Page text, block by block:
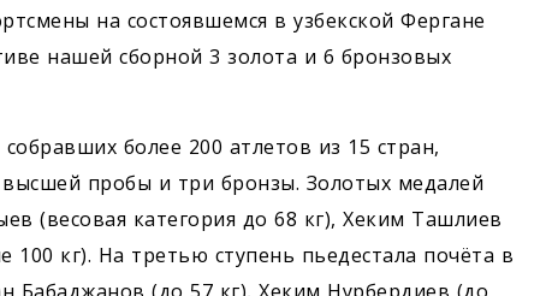
на состоявшемся в узбекской Фергане
нашей сборной 3 золота и 6 бронзовых
более 200 атлетов из 15 стран,
пробы и три бронзы. Золотых медалей
(весовая категория до 68 кг), Хеким Ташлиев
кг). На третью ступень пьедестала почёта в